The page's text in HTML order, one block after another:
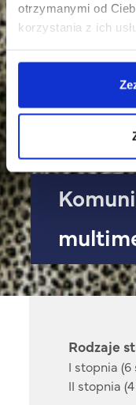
otrzymanymi od
korzystania z ich
Komunikacja wizualna i
Rodzaje
I stopnia
II stopnia